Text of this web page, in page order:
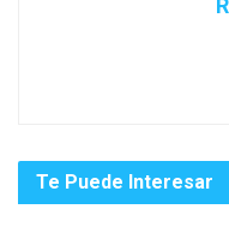
Te Puede Interesar